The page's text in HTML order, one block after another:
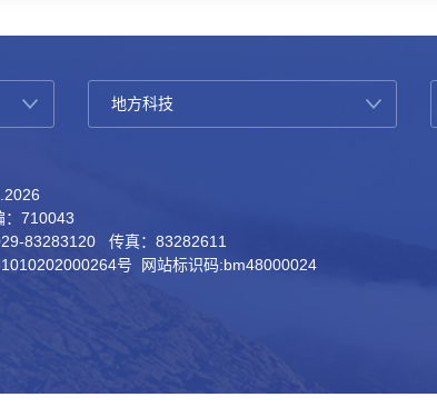
2026
：710043
83283120 传真：83282611
号 网站标识码:bm48000024